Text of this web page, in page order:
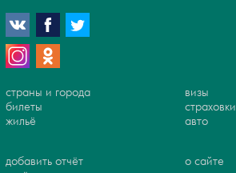
страны и города
билеты
жильё
визы
страховки
авто
добавить отчёт
о сайте